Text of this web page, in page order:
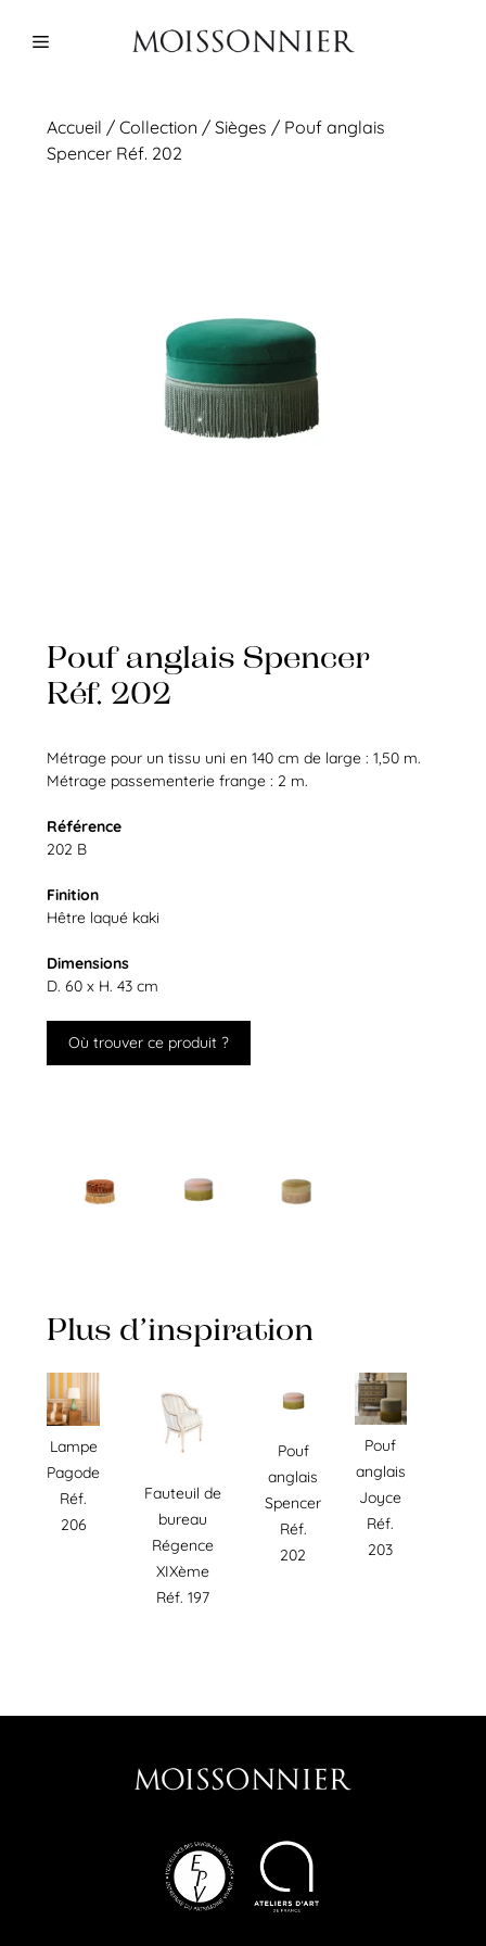
Menu
Accueil /Collection /Sièges / Pouf anglais
Spencer Réf. 202
Pouf anglais Spencer
Réf. 202
Métrage pour un tissu uni en 140 cm de large : 1,50 m.
Métrage passementerie frange : 2 m.
Référence
202 B
Finition
Hêtre laqué kaki
Dimensions
D. 60 x H. 43 cm
Où trouver ce produit ?
Plus d’inspiration
Lampe
Pagode
Réf.
206
Fauteuil de
bureau
Régence
XIXème
Réf. 197
Pouf
anglais
Spencer
Réf.
202
Pouf
anglais
Joyce
Réf.
203